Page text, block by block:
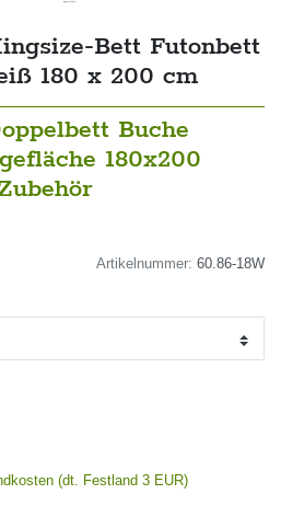
Bett Futonbett
180 x 200 cm
Buche
180x200
Artikelnummer: 60.86-18W
(dt. Festland 3 EUR)